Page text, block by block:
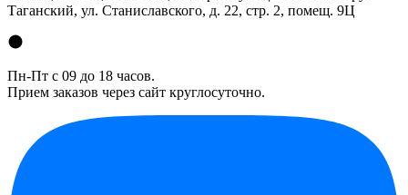
Таганский, ул. Станиславского, д. 22, стр. 2, помещ. 9Ц
Пн-Пт с 09 до 18 часов.
Прием заказов через сайт круглосуточно.